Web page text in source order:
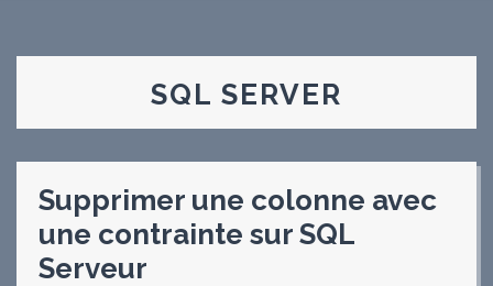
HTML 5
Hors-sujet
Portfolio
Applications
Jeux
Vidéos
SQL SERVER
Supprimer une colonne avec
une contrainte sur SQL
Serveur